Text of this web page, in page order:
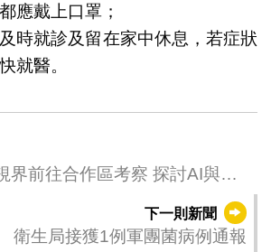
應戴上口罩；
時就診及留在家中休息，若症狀
就醫。
界前往合作區考察 探討AI與短
下一則新聞
衛生局接獲1例軍團菌病例通報